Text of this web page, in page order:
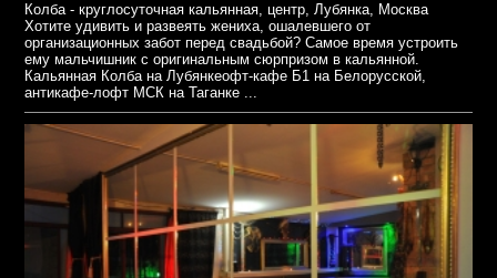
Колба - круглосуточная кальянная, центр, Лубянка, Москва
Хотите удивить и развеять жениха, ошалевшего от
организационных забот перед свадьбой? Самое время устроить
ему мальчишник с оригинальным сюрпризом в кальянной.
Кальянная Колба на Лубянкеофт-кафе Б1 на Белорусской,
антикафе-лофт МСК на Таганке ...